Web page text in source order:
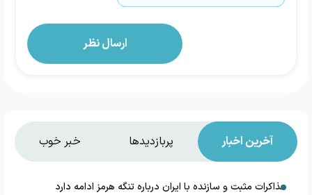
آخرین اخبار پربازدیدها خبر خوب
مذاکرات مثبت و سازنده با ایران درباره تنگه هرمز ادامه دارد